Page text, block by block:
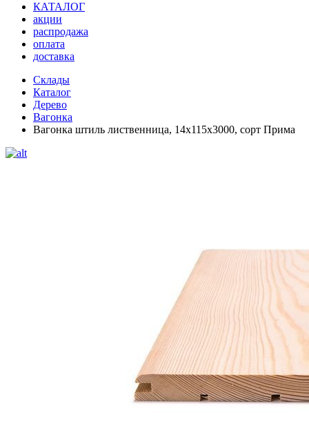
КАТАЛОГ
акции
распродажа
оплата
доставка
Склады
Каталог
Дерево
Вагонка
Вагонка штиль лиственница, 14х115х3000, сорт Прима